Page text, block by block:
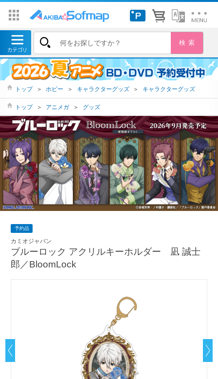
トップ ＞ ホビー ＞ キャラクターグッズ ＞ キャラクターグッズ
トップ ＞ アニメガ ＞ グッズ
予約品
カミオジャパン
ブルーロック アクリルキーホルダー 凪 誠士
郎／BloomLock